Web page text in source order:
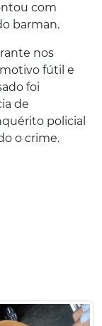
com
barman.
nos
fútil e
foi
de
policial
o crime.